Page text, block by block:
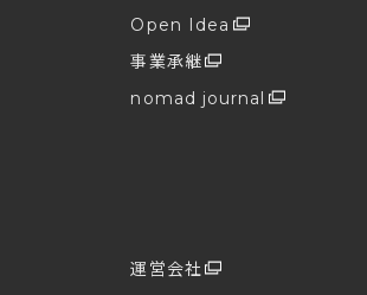
Open Idea
事業承継
nomad journal
運営会社